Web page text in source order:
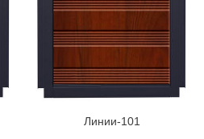
Линии-101